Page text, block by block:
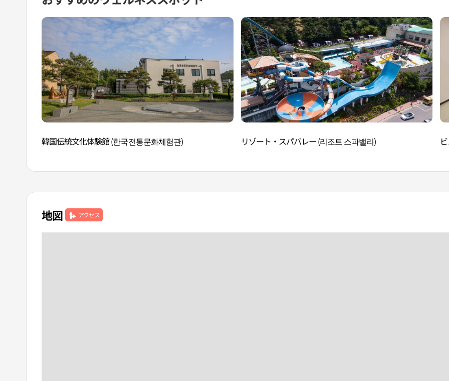
韓国伝統文化体験館 (한국전통문화체험관) リゾート・スパバレー (리조트 스파밸리)
地図 アクセス